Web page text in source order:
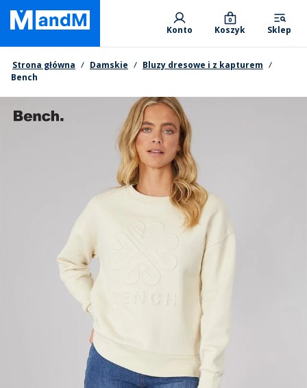
Skip
main
content
Primary departments
Konto Koszyk
0
Sklep
Nawigacja okruszkowa
Strona główna Damskie
Bluzy dresowe i z kapturem
Bench